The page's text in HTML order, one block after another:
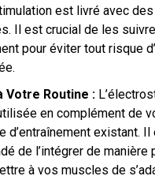
est livré avec
Il est crucial de les suivre
pour éviter tout risque
Votre Routine :
en complément de
d’entraînement existant. Il
de l’intégrer de
à vos muscles de